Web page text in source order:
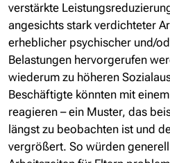
verstärkte
angesichts stark verdichteter
erheblicher psychischer und/
Belastungen hervorgerufen
wiederum zu höheren
Beschäftigte könnten mit
reagieren – ein Muster, das
längst zu beobachten ist und
vergrößert. So würden